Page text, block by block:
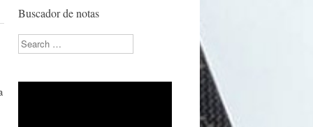
Buscador de notas
Search